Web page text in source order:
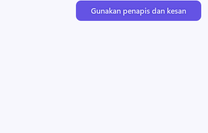
Gunakan penapis dan kesan